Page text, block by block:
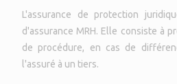
L'assurance de protection
d'assurance MRH. Elle consiste à
de procédure, en cas de
l'assuré à un tiers.